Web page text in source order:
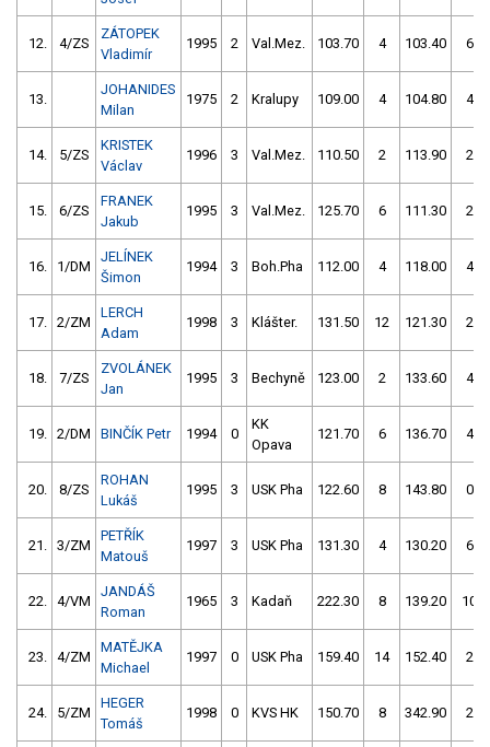
12. 4/ZS
ZÁTOPEK
Vladimír
1995 2 Val.Mez. 103.70 4 103.40 6
13.
JOHANIDES
Milan
1975 2 Kralupy 109.00 4 104.80 4
14. 5/ZS
KRISTEK
Václav
1996 3 Val.Mez. 110.50 2 113.90 2
15. 6/ZS
FRANEK
Jakub
1995 3 Val.Mez. 125.70 6 111.30 2
16. 1/DM
JELÍNEK
Šimon
1994 3 Boh.Pha 112.00 4 118.00 4
17. 2/ZM
LERCH
Adam
1998 3 Klášter. 131.50 12 121.30 2
18. 7/ZS
ZVOLÁNEK
Jan
1995 3 Bechyně 123.00 2 133.60 4
19. 2/DM BINČÍK Petr 1994 0
KK
Opava
121.70 6 136.70 4
20. 8/ZS
ROHAN
Lukáš
1995 3 USK Pha 122.60 8 143.80 0
21. 3/ZM
PETŘÍK
Matouš
1997 3 USK Pha 131.30 4 130.20 6
22. 4/VM
JANDÁŠ
Roman
1965 3 Kadaň 222.30 8 139.20 10
23. 4/ZM
MATĚJKA
Michael
1997 0 USK Pha 159.40 14 152.40 2
24. 5/ZM
HEGER
Tomáš
1998 0 KVS HK 150.70 8 342.90 2